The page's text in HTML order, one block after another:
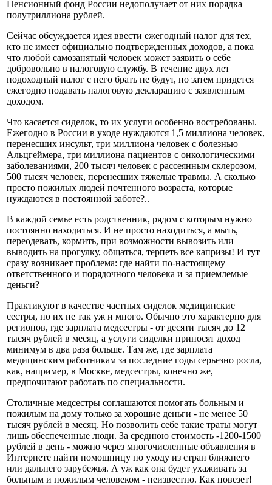
Пенсионный фонд России недополучает от них порядка
полутриллиона рублей.
Сейчас обсуждается идея ввести ежегодный налог для тех,
кто не имеет официально подтвержденных доходов, а пока
что любой самозанятый человек может заявить о себе
добровольно в налоговую службу. В течение двух лет
подоходный налог с него брать не будут, но затем придется
ежегодно подавать налоговую декларацию с заявленным
доходом.
Что касается сиделок, то их услуги особенно востребованы.
Ежегодно в России в уходе нуждаются 1,5 миллиона человек,
перенесших инсульт, три миллиона человек с болезнью
Альцгеймера, три миллиона пациентов с онкологическими
заболеваниями, 200 тысяч человек с рассеянным склерозом,
500 тысяч человек, перенесших тяжелые травмы. А сколько
просто пожилых людей почтенного возраста, которые
нуждаются в постоянной заботе?..
В каждой семье есть родственник, рядом с которым нужно
постоянно находиться. И не просто находиться, а мыть,
переодевать, кормить, при возможности вывозить или
выводить на прогулку, общаться, терпеть все капризы! И тут
сразу возникает проблема: где найти по-настоящему
ответственного и порядочного человека и за приемлемые
деньги?
Практикуют в качестве частных сиделок медицинские
сестры, но их не так уж и много. Обычно это характерно для
регионов, где зарплата медсестры - от десяти тысяч до 12
тысяч рублей в месяц, а услуги сиделки приносят доход
минимум в два раза больше. Там же, где зарплата
медицинским работникам за последние годы серьезно росла,
как, например, в Москве, медсестры, конечно же,
предпочитают работать по специальности.
Столичные медсестры соглашаются помогать больным и
пожилым на дому только за хорошие деньги - не менее 50
тысяч рублей в месяц. Но позволить себе такие траты могут
лишь обеспеченные люди. За среднюю стоимость -1200-1500
рублей в день - можно через многочисленные объявления в
Интернете найти помощницу по уходу из стран ближнего
или дальнего зарубежья. А уж как она будет ухаживать за
больным и пожилым человеком - неизвестно. Как повезет!